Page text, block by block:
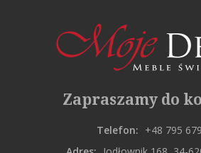
Zapraszamy do
Telefon: +48 795